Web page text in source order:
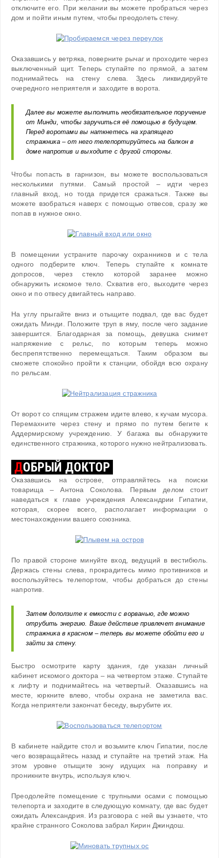
отключите его. При желании вы можете пробраться через
дом и пойти иным путем, чтобы преодолеть стену.
Оказавшись у ветряка, поверните рычаг и проходите через
выключенный щит. Теперь ступайте по прямой, а затем
поднимайтесь на стену слева. Здесь ликвидируйте
очередного неприятеля и заходите в ворота.
Далее вы можете выполнить необязательное поручение
от Минди, чтобы заручиться её помощью в будущем.
Перед воротами вы наткнетесь на храпящего
стражника – от него телепортируйтесь на балкон в
доме напротив и выходите с другой стороны.
Чтобы попасть в гарнизон, вы можете воспользоваться
несколькими путями. Самый простой – идти через
главный вход, но тогда придется сражаться. Также вы
можете взобраться наверх с помощью отвесов, сразу же
попав в нужное окно.
В помещении устраните парочку охранников и с тела
одного подберите ключ. Теперь ступайте к комнате
допросов, через стекло которой заранее можно
обнаружить искомое тело. Схватив его, выходите через
окно и по отвесу двигайтесь направо.
На углу прыгайте вниз и отыщите подвал, где вас будет
ожидать Минди. Положите труп в яму, после чего задание
завершится. Благодарная за помощь, девушка снимет
напряжение с рельс, по которым теперь можно
беспрепятственно перемещаться. Таким образом вы
сможете спокойно пройти к станции, обойдя всю охрану
по рельсам.
От ворот со спящим стражем идите влево, к кучам мусора.
Перемахните через стену и прямо по путем бегите к
Аддермирскому учреждению. У багажа вы обнаружите
единственного стражника, которого нужно нейтрализовать.
ДОБРЫЙ ДОКТОР
Оказавшись на острове, отправляйтесь на поиски
товарища – Антона Соколова. Первым делом стоит
наведаться к главе учреждения Александрии Гипатии,
которая, скорее всего, располагает информации о
местонахождении вашего союзника.
По правой стороне минуйте вход, ведущий в вестибюль.
Держась стены слева, прокрадитесь мимо противников и
воспользуйтесь телепортом, чтобы добраться до стены
напротив.
Затем доползите к емкости с ворванью, где можно
отрубить энергию. Ваше действие привлечет внимание
стражника в красном – теперь вы можете обойти его и
зайти за стену.
Быстро осмотрите карту здания, где указан личный
кабинет искомого доктора – на четвертом этаже. Ступайте
к лифту и поднимайтесь на четвертый. Оказавшись на
месте, юркните влево, чтобы охрана не заметила вас.
Когда неприятели закончат беседу, вырубите их.
В кабинете найдите стол и возьмите ключ Гипатии, после
чего возвращайтесь назад и ступайте на третий этаж. На
этом уровне отыщите зону идущих на поправку и
проникните внутрь, используя ключ.
Преодолейте помещение с трупными осами с помощью
телепорта и заходите в следующую комнату, где вас будет
ожидать Александрия. Из разговора с ней вы узнаете, что
крайне странного Соколова забрал Кирин Джиндош.